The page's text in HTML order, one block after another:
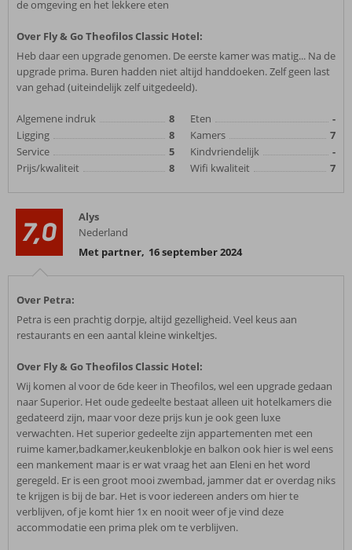
de omgeving en het lekkere eten
Over Fly & Go Theofilos Classic Hotel:
Heb daar een upgrade genomen. De eerste kamer was matig... Na de
upgrade prima. Buren hadden niet altijd handdoeken. Zelf geen last
van gehad (uiteindelijk zelf uitgedeeld).
Algemene indruk
8
Ligging
8
Service
5
Prijs/kwaliteit
8
Eten
-
Kamers
7
Kindvriendelijk
-
Wifi kwaliteit
7
7,0
Alys
Nederland
Met partner, 16 september 2024
Over Petra:
Petra is een prachtig dorpje, altijd gezelligheid. Veel keus aan
restaurants en een aantal kleine winkeltjes.
Over Fly & Go Theofilos Classic Hotel:
Wij komen al voor de 6de keer in Theofilos, wel een upgrade gedaan
naar Superior. Het oude gedeelte bestaat alleen uit hotelkamers die
gedateerd zijn, maar voor deze prijs kun je ook geen luxe
verwachten. Het superior gedeelte zijn appartementen met een
ruime kamer,badkamer,keukenblokje en balkon ook hier is wel eens
een mankement maar is er wat vraag het aan Eleni en het word
geregeld. Er is een groot mooi zwembad, jammer dat er overdag niks
te krijgen is bij de bar. Het is voor iedereen anders om hier te
verblijven, of je komt hier 1x en nooit weer of je vind deze
accommodatie een prima plek om te verblijven.